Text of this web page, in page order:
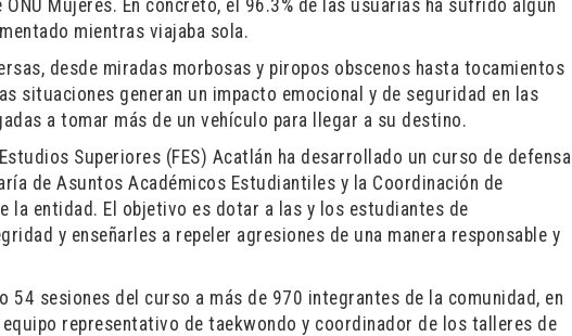
Mujeres. En concreto, el 96.3% de las usuarias ha sufrido algún
mientras viajaba sola.
desde miradas morbosas y piropos obscenos hasta tocamientos
situaciones generan un impacto emocional y de seguridad en las
a tomar más de un vehículo para llegar a su destino.
Superiores (FES) Acatlán ha desarrollado un curso de defensa
de Asuntos Académicos Estudiantiles y la Coordinación de
la entidad. El objetivo es dotar a las y los estudiantes de
y enseñarles a repeler agresiones de una manera responsable y
54 sesiones del curso a más de 970 integrantes de la comunidad, en
representativo de taekwondo y coordinador de los talleres de